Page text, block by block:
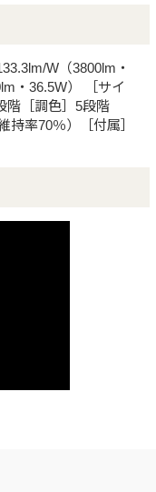
W（3800lm・
・36.5W） ［サイ
［調色］5段階
持率70％）［付属］